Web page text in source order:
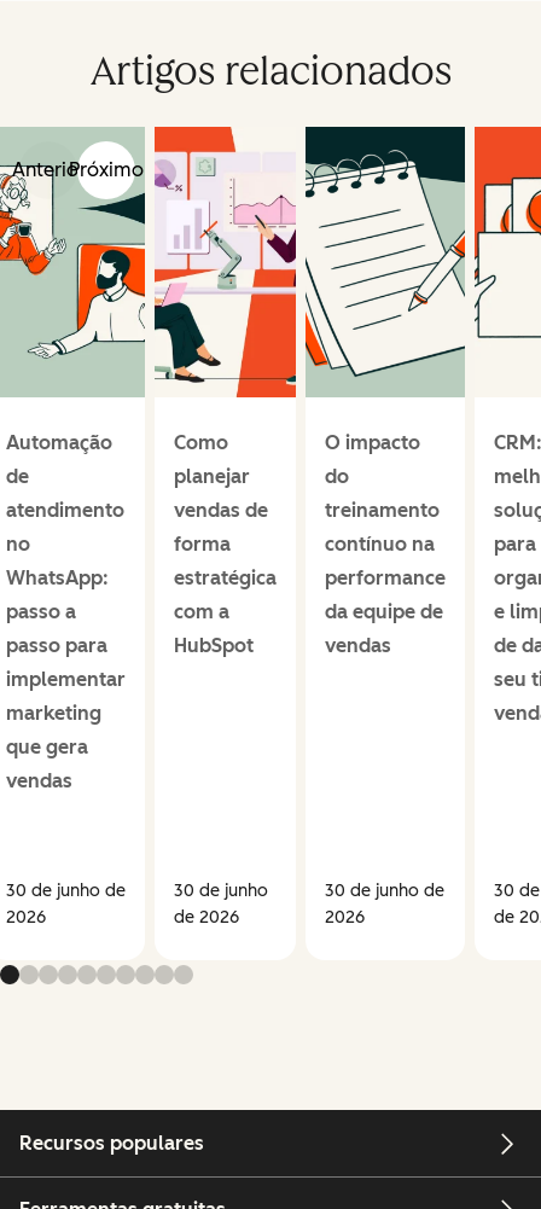
Artigos relacionados
AnteriorPróximo
Automação
de
atendimento
no
WhatsApp:
passo a
passo para
implementar
marketing
que gera
vendas
30 de junho de
2026
Como
planejar
vendas de
forma
estratégica
com a
HubSpot
30 de junho
de 2026
O impacto
do
treinamento
contínuo na
performance
da equipe de
vendas
30 de junho de
2026
para
e
de
seu
30
de
Recursos populares